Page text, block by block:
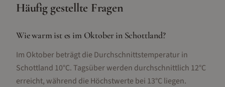
Häufig gestellte Fragen
Wie warm ist es im Oktober in Schottland?
Im Oktober beträgt die Durchschnittstemperatur in
Schottland 10°C. Tagsüber werden durchschnittlich 12°C
erreicht, während die Höchstwerte bei 13°C liegen.